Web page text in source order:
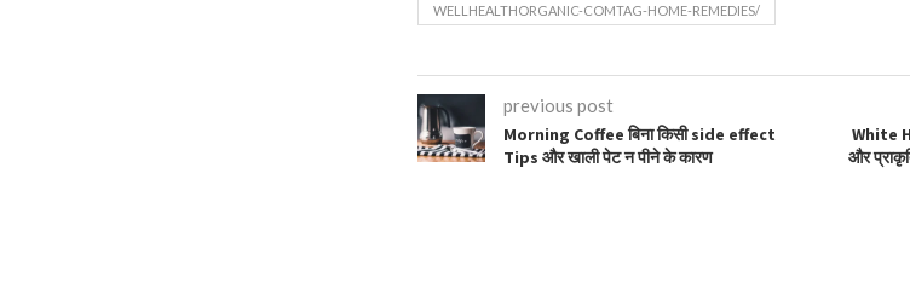
WELLHEALTHORGANIC-COMTAG-HOME-REMEDIES/
previous post
Morning Coffee बिना किसी side effect
Tips और खाली पेट न पीने के कारण
White
और